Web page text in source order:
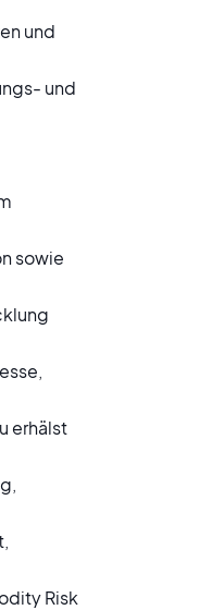
und
und
sowie
erhälst
Risk